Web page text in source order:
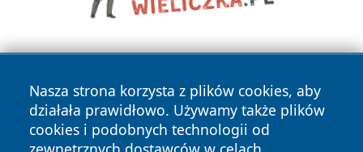
Nasza strona korzysta z plików cookies, aby
działała prawidłowo. Używamy także plików
cookies i podobnych technologii od